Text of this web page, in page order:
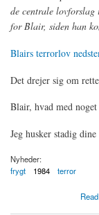
de centrale lovforslag
for Blair, siden han
Blairs terrorlov
Det drejer sig om
Blair, hvad med
Jeg husker stadig
Nyheder:
frygt
1984 terror
about Blairs facistoide